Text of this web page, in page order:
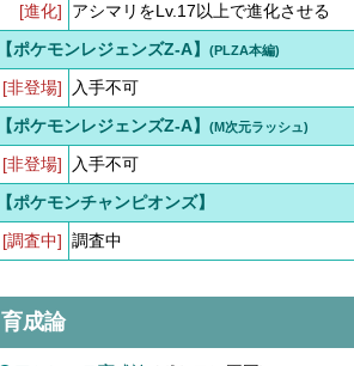
[進化]
アシマリをLv.17以上で進化させる
【ポケモンレジェンズZ-A】
(PLZA本編)
[非登場]
入手不可
【ポケモンレジェンズZ-A】
(M次元ラッシュ)
[非登場]
入手不可
【ポケモンチャンピオンズ】
[調査中] 調査中
育成論